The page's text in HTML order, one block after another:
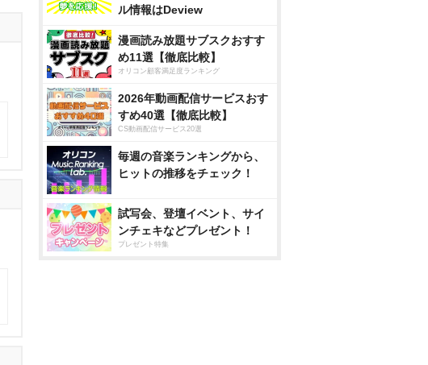
ル情報はDeview
漫画読み放題サブスクおすす
め11選【徹底比較】
オリコン顧客満足度ランキング
2026年動画配信サービスおす
すめ40選【徹底比較】
CS動画配信サービス20選
毎週の音楽ランキングから、
ヒットの推移をチェック！
試写会、登壇イベント、サイ
ンチェキなどプレゼント！
プレゼント特集